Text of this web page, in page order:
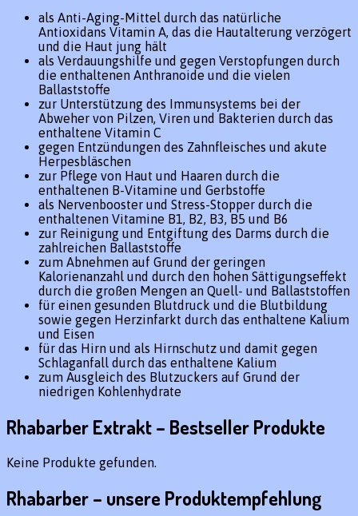
als Anti-Aging-Mittel durch das natürliche
Antioxidans Vitamin A, das die Hautalterung verzögert
und die Haut jung hält
als Verdauungshilfe und gegen Verstopfungen durch
die enthaltenen Anthranoide und die vielen
Ballaststoffe
zur Unterstützung des Immunsystems bei der
Abweher von Pilzen, Viren und Bakterien durch das
enthaltene Vitamin C
gegen Entzündungen des Zahnfleisches und akute
Herpesbläschen
zur Pflege von Haut und Haaren durch die
enthaltenen B-Vitamine und Gerbstoffe
als Nervenbooster und Stress-Stopper durch die
enthaltenen Vitamine B1, B2, B3, B5 und B6
zur Reinigung und Entgiftung des Darms durch die
zahlreichen Ballaststoffe
zum Abnehmen auf Grund der geringen
Kalorienanzahl und durch den hohen Sättigungseffekt
durch die großen Mengen an Quell- und Ballaststoffen
für einen gesunden Blutdruck und die Blutbildung
sowie gegen Herzinfarkt durch das enthaltene Kalium
und Eisen
für das Hirn und als Hirnschutz und damit gegen
Schlaganfall durch das enthaltene Kalium
zum Ausgleich des Blutzuckers auf Grund der
niedrigen Kohlenhydrate
Rhabarber Extrakt – Bestseller Produkte
Keine Produkte gefunden.
Rhabarber – unsere Produktempfehlung